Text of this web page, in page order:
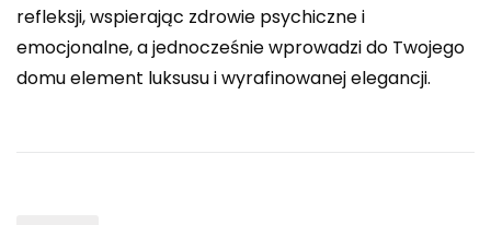
refleksji, wspierając zdrowie psychiczne i
emocjonalne, a jednocześnie wprowadzi do Twojego
domu element luksusu i wyrafinowanej elegancji.